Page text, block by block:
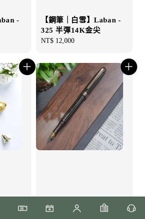
-
【鋼筆｜白雪】Laban -
325 半彈14K金尖
Regular
NT$ 12,000